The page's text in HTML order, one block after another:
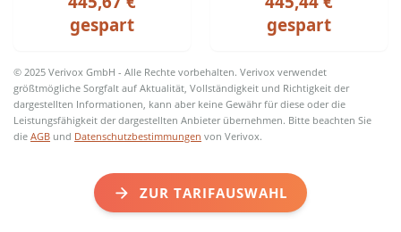
gespart
gespart
© 2025 Verivox GmbH - Alle Rechte vorbehalten. Verivox verwendet
größtmögliche Sorgfalt auf Aktualität, Vollständigkeit und Richtigkeit der
dargestellten Informationen, kann aber keine Gewähr für diese oder die
Leistungsfähigkeit der dargestellten Anbieter übernehmen. Bitte beachten Sie
dieAGB und Datenschutzbestimmungen von Verivox.
ZUR TARIFAUSWAHL